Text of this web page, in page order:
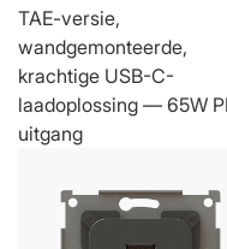
TAE-versie,
wandgemonteerde,
krachtige USB-C-
laadoplossing — 65W
uitgang